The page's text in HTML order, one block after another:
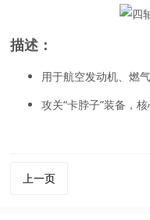
描述：
用于航空发动机、燃
攻关“卡脖子”装备，核
上一页